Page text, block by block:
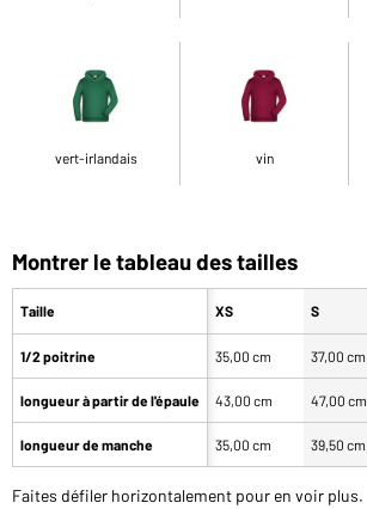
vert-irlandais vin
Montrer le tableau des tailles
Taille
1/2 poitrine
longueur à partir de l'épaule
longueur de manche
XS S
35,00 cm 37,00 cm
43,00 cm 47,00 cm
35,00 cm 39,50 cm
Faites défiler horizontalement pour en voir plus.